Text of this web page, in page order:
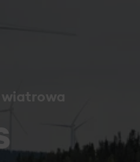
wiatrowa